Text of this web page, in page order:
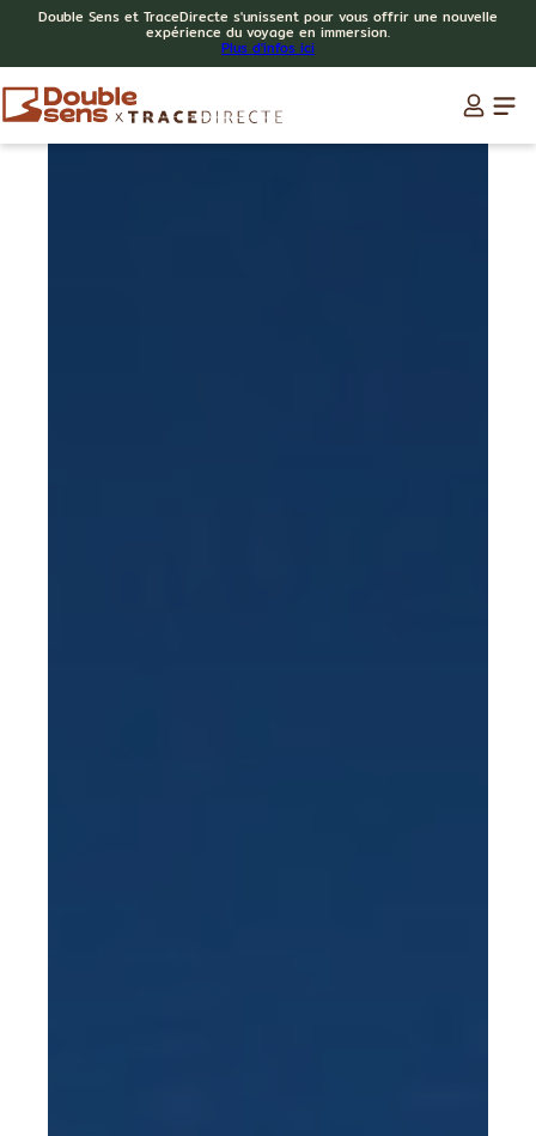
Double Sens et TraceDirecte s'unissent pour vous offrir une nouvelle
expérience du voyage en immersion.
Plus d'infos ici